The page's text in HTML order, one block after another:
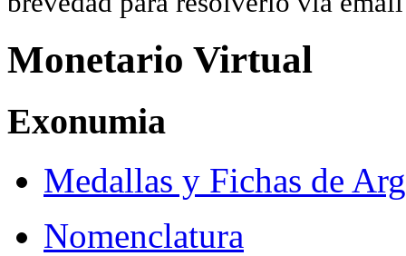
Monetario Virtual
Exonumia
Medallas y Fichas de
Nomenclatura